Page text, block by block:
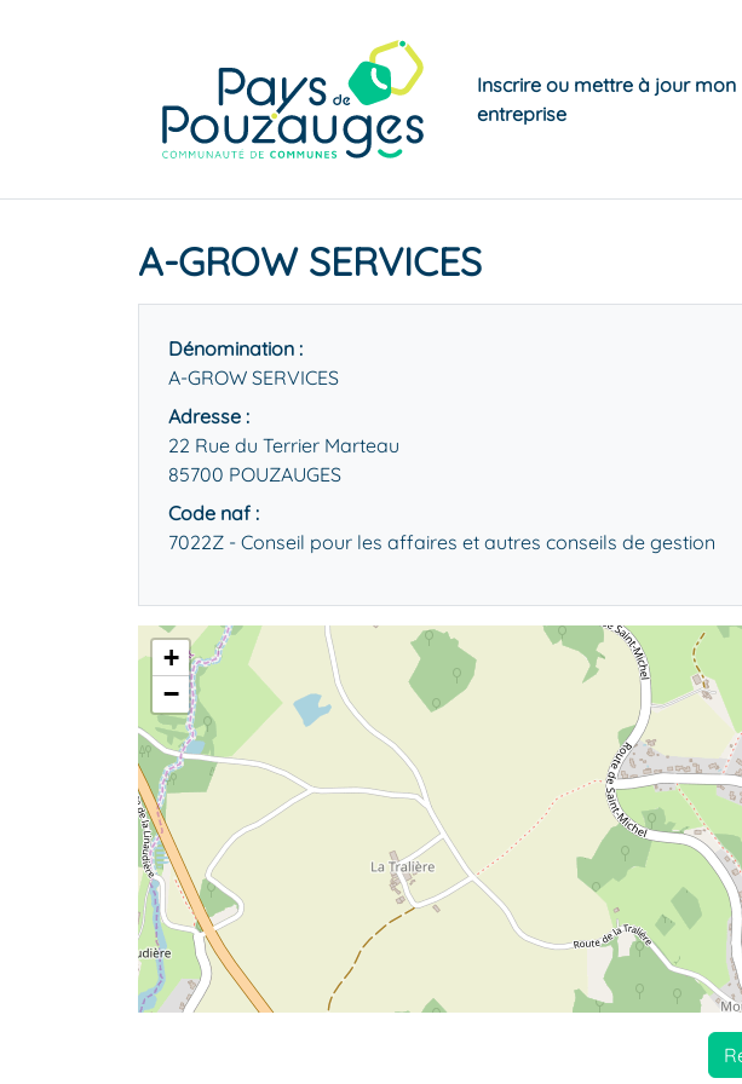
Inscrire ou mettre à jour mon
entreprise
A-GROW SERVICES
Dénomination :
A-GROW SERVICES
Adresse :
22 Rue du Terrier Marteau
85700 POUZAUGES
Code naf :
7022Z - Conseil pour les affaires et autres conseils de gestion
+
−